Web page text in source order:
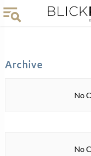
Archive
No
No